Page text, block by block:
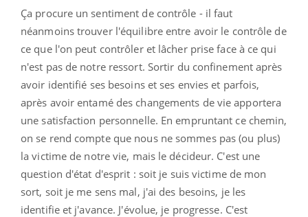
Ça procure un sentiment de contrôle - il faut
néanmoins trouver l'équilibre entre avoir le contrôle de
ce que l'on peut contrôler et lâcher prise face à ce qui
n'est pas de notre ressort. Sortir du confinement après
avoir identifié ses besoins et ses envies et parfois,
après avoir entamé des changements de vie apportera
une satisfaction personnelle. En empruntant ce chemin,
on se rend compte que nous ne sommes pas (ou plus)
la victime de notre vie, mais le décideur. C'est une
question d'état d'esprit : soit je suis victime de mon
sort, soit je me sens mal, j'ai des besoins, je les
identifie et j'avance. J'évolue, je progresse. C'est